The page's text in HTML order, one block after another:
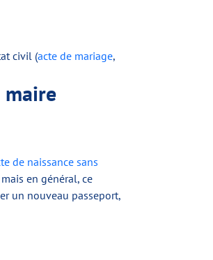
civil (acte de mariage,
maire
de naissance sans
en général, ce
un nouveau passeport,